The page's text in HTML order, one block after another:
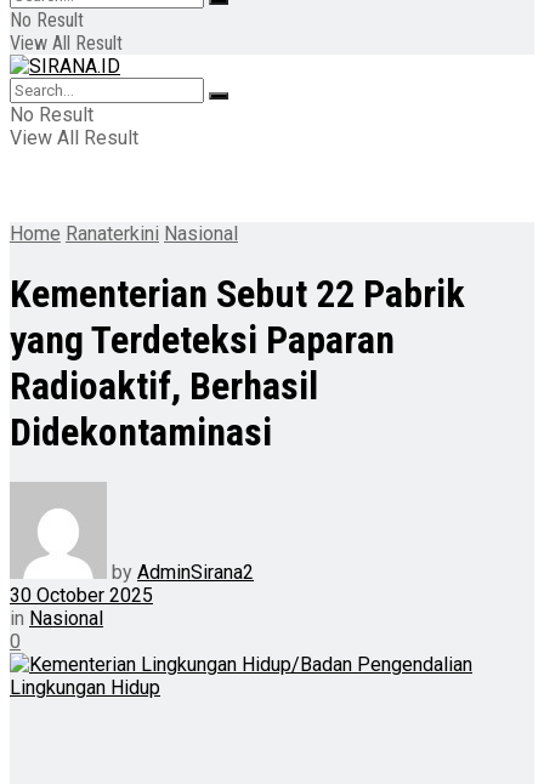
No Result
View All Result
No Result
View All Result
Home Ranaterkini Nasional
Kementerian Sebut 22 Pabrik
yang Terdeteksi Paparan
Radioaktif, Berhasil
Didekontaminasi
by AdminSirana2
30 October 2025
in Nasional
0